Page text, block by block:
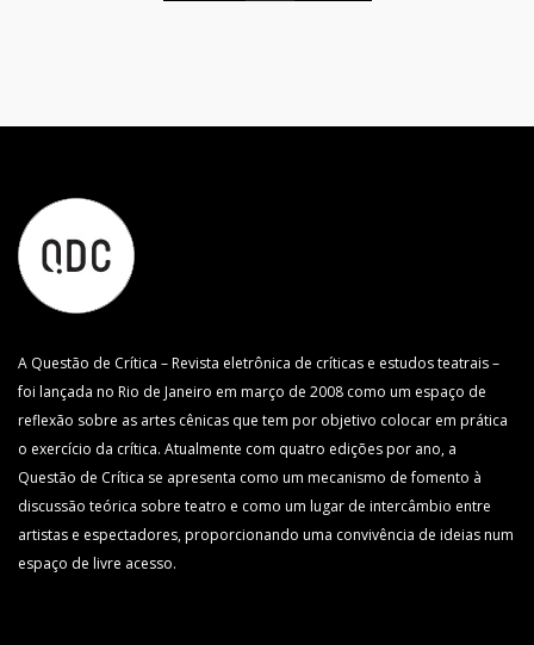
A Questão de Crítica – Revista eletrônica de críticas e estudos teatrais –
foi lançada no Rio de Janeiro em março de 2008 como um espaço de
reflexão sobre as artes cênicas que tem por objetivo colocar em prática
o exercício da crítica. Atualmente com quatro edições por ano, a
Questão de Crítica se apresenta como um mecanismo de fomento à
discussão teórica sobre teatro e como um lugar de intercâmbio entre
artistas e espectadores, proporcionando uma convivência de ideias num
espaço de livre acesso.